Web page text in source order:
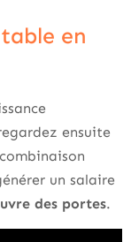
en
ensuite
un salaire
des portes.